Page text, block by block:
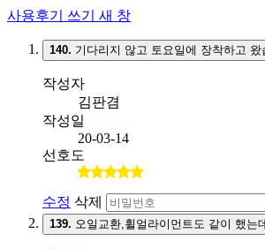
사용후기 쓰기 새 창
140. 기다리지 않고 토요일에 장착하고
작성자
김판겸
작성일
20-03-14
선호도
수정 삭제
139. 오일교환,휠얼라이먼트도 같이 했는